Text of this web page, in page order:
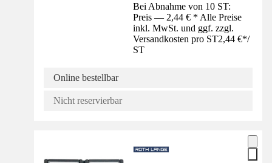
Bei Abnahme von 10 ST:
Preis — 2,44 € * Alle Preise
inkl. MwSt. und ggf. zzgl.
Versandkosten pro ST2,44 €*/
ST
Online bestellbar
Nicht reservierbar